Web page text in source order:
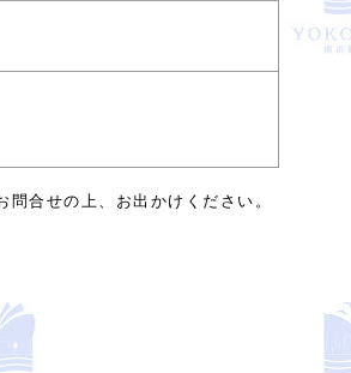
合せの上、お出かけください。